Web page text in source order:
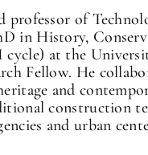
of
in History,
at the
Fellow. He
and
construction
and urban